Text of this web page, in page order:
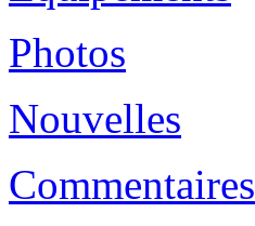
Photos
Nouvelles
Commentaires